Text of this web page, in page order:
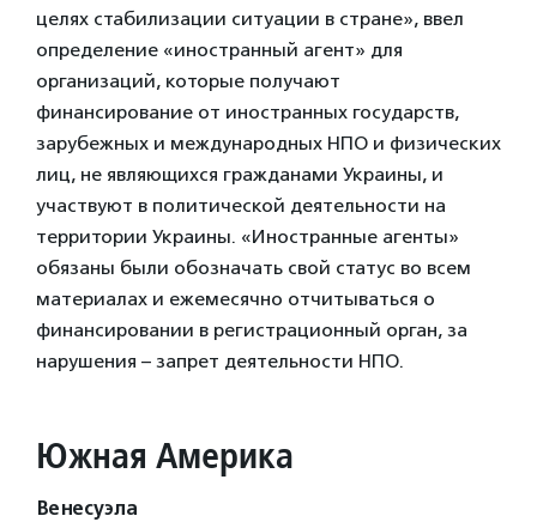
целях стабилизации ситуации в стране», ввел
определение «иностранный агент» для
организаций, которые получают
финансирование от иностранных государств,
зарубежных и международных НПО и физических
лиц, не являющихся гражданами Украины, и
участвуют в политической деятельности на
территории Украины. «Иностранные агенты»
обязаны были обозначать свой статус во всем
материалах и ежемесячно отчитываться о
финансировании в регистрационный орган, за
нарушения – запрет деятельности НПО.
Южная Америка
Венесуэла